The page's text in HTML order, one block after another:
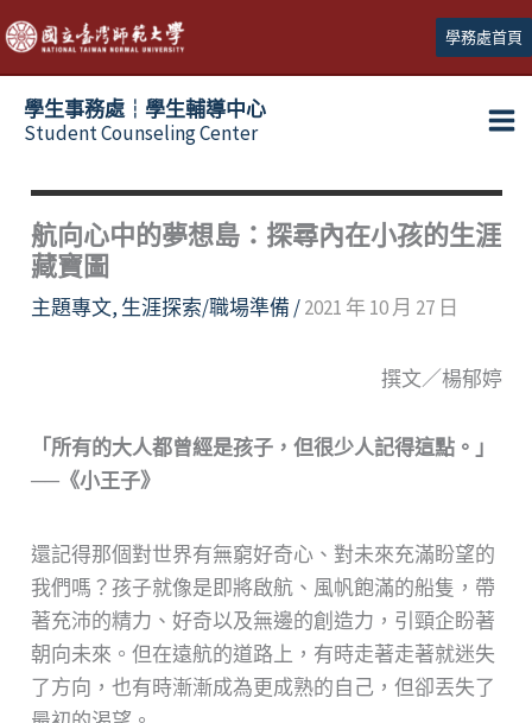
跳
至
主
學務處首頁
學生事務處┆學生輔導中心
Student Counseling Center
航向心中的夢想島：探尋內在小孩的生涯
藏寶圖
主題專文, 生涯探索/職場準備 /2021 年 10 月 27 日
撰文／楊郁婷
「所有的大人都曾經是孩子，但很少人記得這點。」
──《小王子》
還記得那個對世界有無窮好奇心、對未來充滿盼望的
我們嗎？孩子就像是即將啟航、風帆飽滿的船隻，帶
著充沛的精力、好奇以及無邊的創造力，引頸企盼著
朝向未來。但在遠航的道路上，有時走著走著就迷失
了方向，也有時漸漸成為更成熟的自己，但卻丟失了